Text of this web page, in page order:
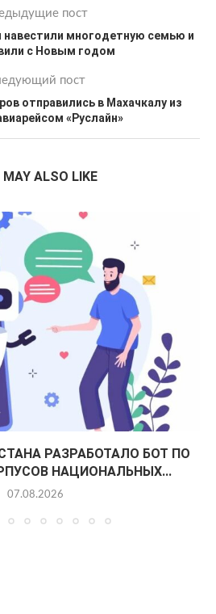
пост
многодетную семью и
с Новым годом
пост
отправились в Махачкалу из
«Руслайн»
MAY ALSO LIKE
РАЗРАБОТАЛО БОТ ПО
НАЦИОНАЛЬНЫХ...
07.08.2026